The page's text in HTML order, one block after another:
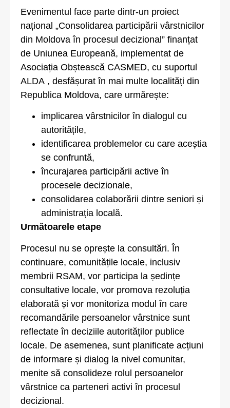
Evenimentul face parte dintr-un proiect
național „Consolidarea participării vârstnicilor
din Moldova în procesul decizional” finanțat
de Uniunea Europeană, implementat de
Asociația Obștească CASMED, cu suportul
ALDA , desfășurat în mai multe localități din
Republica Moldova, care urmărește:
implicarea vârstnicilor în dialogul cu
autoritățile,
identificarea problemelor cu care aceștia
se confruntă,
încurajarea participării active în
procesele decizionale,
consolidarea colaborării dintre seniori și
administrația locală.
Următoarele etape
Procesul nu se oprește la consultări. În
continuare, comunitățile locale, inclusiv
membrii RSAM, vor participa la ședințe
consultative locale, vor promova rezoluția
elaborată și vor monitoriza modul în care
recomandările persoanelor vârstnice sunt
reflectate în deciziile autorităților publice
locale. De asemenea, sunt planificate acțiuni
de informare și dialog la nivel comunitar,
menite să consolideze rolul persoanelor
vârstnice ca parteneri activi în procesul
decizional.